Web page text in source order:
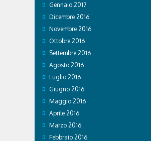
Gennaio 2017
Dicembre 2016
Novembre 2016
Ottobre 2016
Settembre 2016
Agosto 2016
Luglio 2016
Giugno 2016
Maggio 2016
Aprile 2016
Marzo 2016
Febbraio 2016